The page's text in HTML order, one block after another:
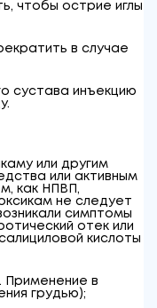
чтобы острие иглы
в случае
сустава инъекцию
или другим
или активным
как НПВП,
не следует
симптомы
отек или
кислоты
Применение в
грудью);